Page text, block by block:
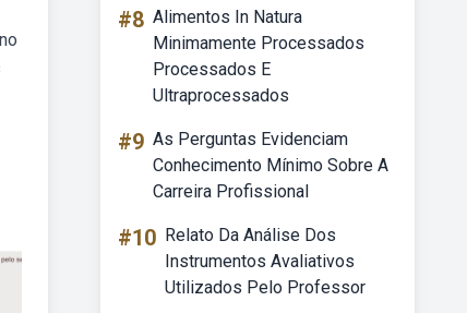
#8 Alimentos In Natura
Minimamente Processados
Processados E
Ultraprocessados
#9 As Perguntas Evidenciam
Conhecimento Mínimo Sobre A
Carreira Profissional
#10 Relato Da Análise Dos
Instrumentos Avaliativos
Utilizados Pelo Professor